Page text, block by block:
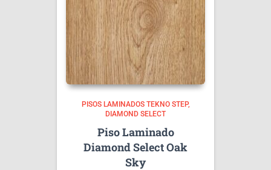
PISOS LAMINADOS TEKNO STEP
DIAMOND SELECT
Piso Laminado
Diamond Select Oak
Sky